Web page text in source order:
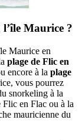
Maurice ?
Maurice en
plage de Flic en
encore à la plage
vous pourrez
snorkeling à la
en Flac ou à la
mauricienne du